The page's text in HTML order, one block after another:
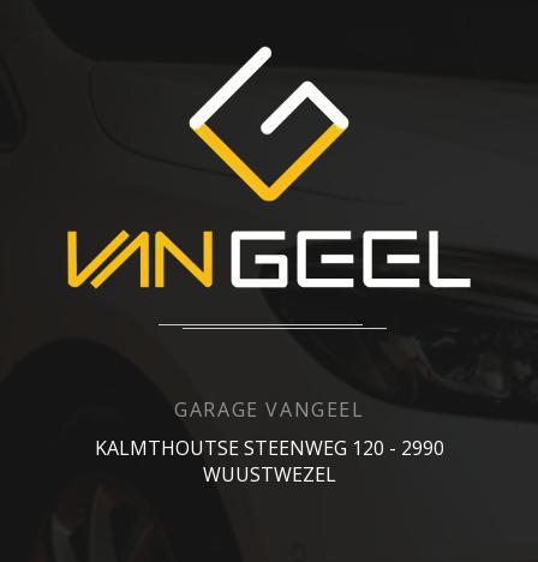
GARAGE VANGEEL
KALMTHOUTSE STEENWEG 120 - 2990
WUUSTWEZEL